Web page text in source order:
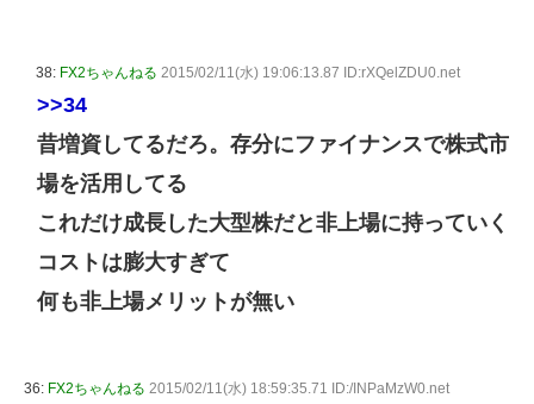
38: FX2ちゃんねる 2015/02/11(水) 19:06:13.87 ID:rXQelZDU0.net
>>34
昔増資してるだろ。存分にファイナンスで株式市
場を活用してる
これだけ成長した大型株だと非上場に持っていく
コストは膨大すぎて
何も非上場メリットが無い
36: FX2ちゃんねる 2015/02/11(水) 18:59:35.71 ID:/INPaMzW0.net